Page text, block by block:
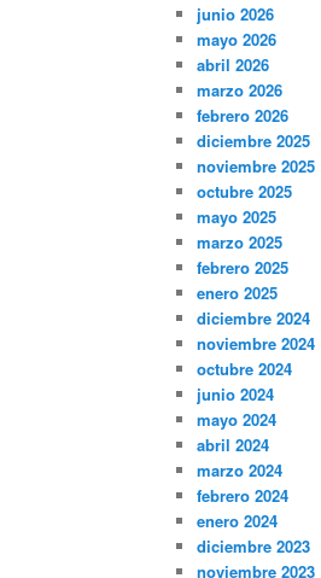
junio 2026
mayo 2026
abril 2026
marzo 2026
febrero 2026
diciembre 2025
noviembre 2025
octubre 2025
mayo 2025
marzo 2025
febrero 2025
enero 2025
diciembre 2024
noviembre 2024
octubre 2024
junio 2024
mayo 2024
abril 2024
marzo 2024
febrero 2024
enero 2024
diciembre 2023
noviembre 2023